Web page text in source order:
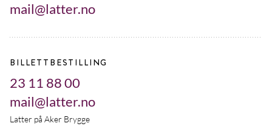
mail@latter.no
BILLETTBESTILLING
23 11 88 00
mail@latter.no
Latter på Aker Brygge